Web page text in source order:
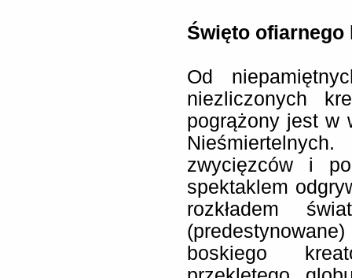
Święto ofiarnego
Od
niezliczonych
pogrążony jest w
zwycięzców i
spektaklem
rozkładem
boskiego